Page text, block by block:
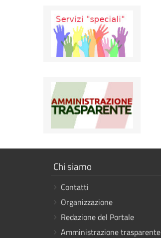
Mostra
link
Chi siamo
Contatti
Organizzazione
Redazione del Portale
Amministrazione trasparente